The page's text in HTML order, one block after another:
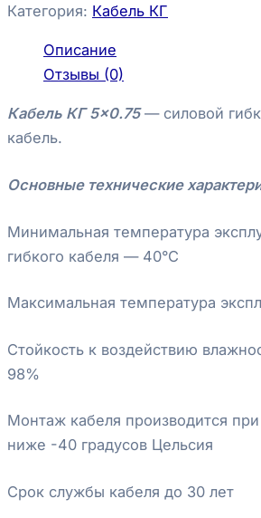
Категория: Кабель КГ
Описание
Отзывы (0)
Кабель КГ 5×0.75— силовой
кабель.
Основные технические
Минимальная температура
гибкого кабеля — 40°С
Максимальная температура
Стойкость к воздействию
98%
Монтаж кабеля производится
ниже -40 градусов Цельсия
Срок службы кабеля до 30 лет